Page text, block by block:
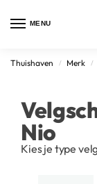
MENU
Thuishaven / Merk /
Nio
Kies je type